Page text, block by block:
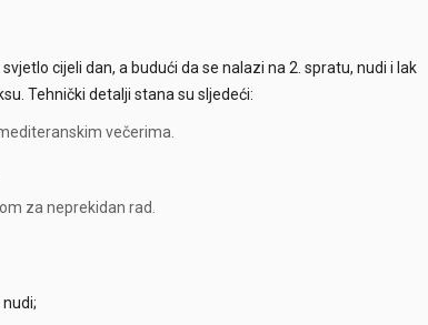
cijeli dan, a budući da se nalazi na 2. spratu, nudi i lak
Tehnički detalji stana su sljedeći:
večerima.
za neprekidan rad.